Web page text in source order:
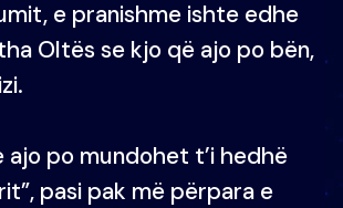
e pranishme ishte edhe
Oltës se kjo që ajo po bën,
ajo po mundohet t’i hedhë
pasi pak më përpara e